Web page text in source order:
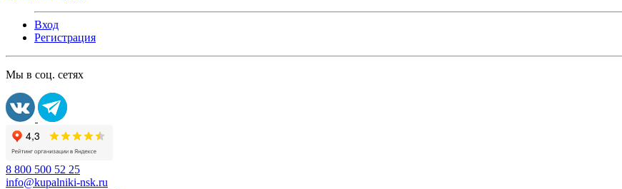
Вход
Регистрация
Мы в соц. сетях
8 800 500 52 25
info@kupalniki-nsk.ru